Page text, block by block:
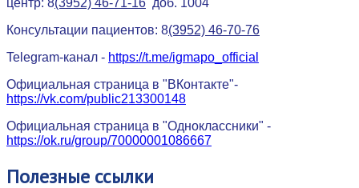
центр: 8(3952) 46-71-16 доб. 1004
Консультации пациентов: 8(3952) 46-70-76
Telegram-канал - https://t.me/igmapo_official
Официальная страница в "ВКонтакте"-
https://vk.com/public213300148
Официальная страница в "Одноклассники" -
https://ok.ru/group/70000001086667
Полезные ссылки